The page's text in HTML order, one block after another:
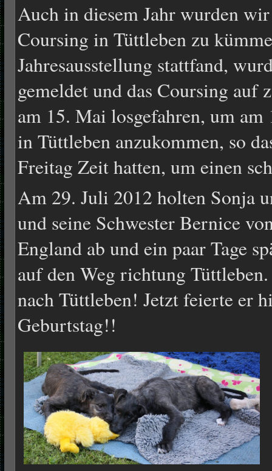
Auch in diesem Jahr wurden
Coursing in Tüttleben zu
Jahresausstellung stattfand,
gemeldet und das Coursing
am 15. Mai losgefahren, um
in Tüttleben anzukommen, so
Freitag Zeit hatten, um einen
Am 29. Juli 2012 holten Sonja
und seine Schwester Bernice
England ab und ein paar Tage
auf den Weg richtung
nach Tüttleben! Jetzt feierte er
Geburtstag!!